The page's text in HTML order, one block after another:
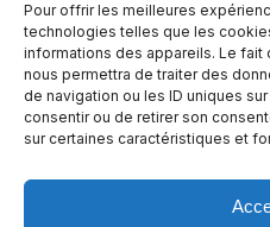
Pour offrir les meilleures
technologies telles que les
informations des appareils. Le
nous permettra de traiter des
de navigation ou les ID uniques
consentir ou de retirer son
sur certaines caractéristiques et
Végétarien
À propos
Mentions légales
Politique de confidentialité